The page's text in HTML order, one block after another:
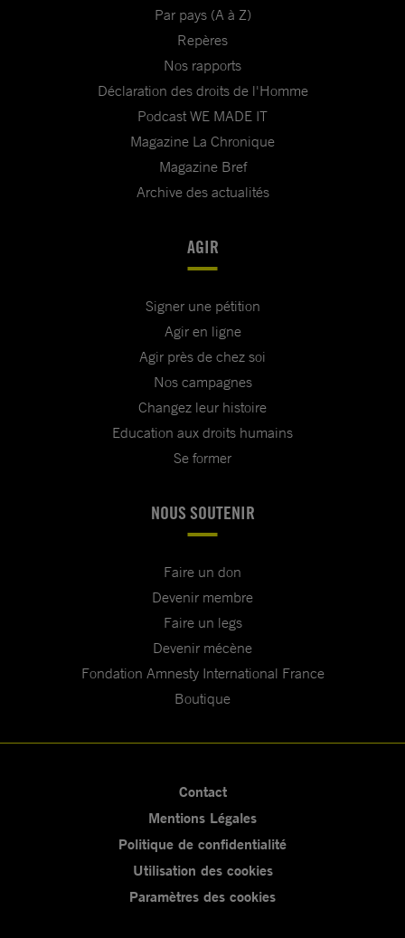
Par pays (A à Z)
Repères
Nos rapports
Déclaration des droits de l'Homme
Podcast WE MADE IT
Magazine La Chronique
Magazine Bref
Archive des actualités
AGIR
Signer une pétition
Agir en ligne
Agir près de chez soi
Nos campagnes
Changez leur histoire
Education aux droits humains
Se former
NOUS SOUTENIR
Faire un don
Devenir membre
Faire un legs
Devenir mécène
Fondation Amnesty International France
Boutique
Contact
Mentions Légales
Politique de confidentialité
Utilisation des cookies
Paramètres des cookies